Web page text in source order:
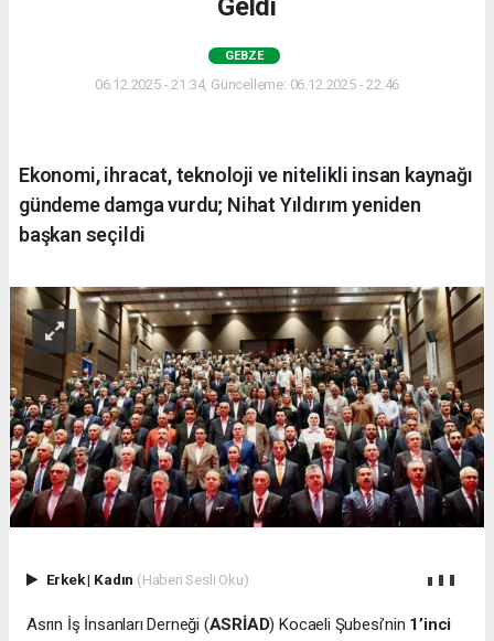
Geldi
GEBZE
06.12.2025 - 21:34, Güncelleme: 06.12.2025 - 22:46
Ekonomi, ihracat, teknoloji ve nitelikli insan kaynağı
gündeme damga vurdu; Nihat Yıldırım yeniden
başkan seçildi
Erkek| Kadın (Haberi Sesli Oku)
Asrın İş İnsanları Derneği (ASRİAD) Kocaeli Şubesi’nin 1’inci